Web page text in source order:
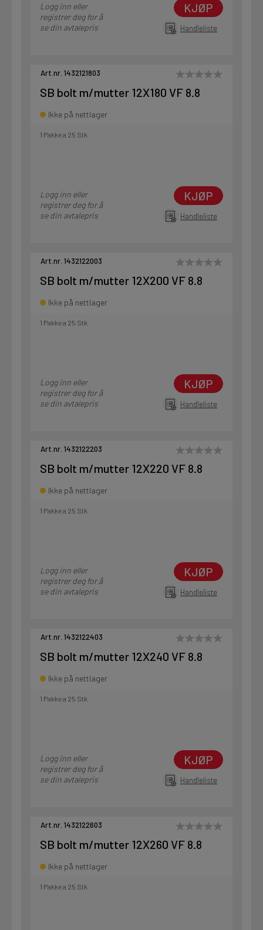
Logg inn eller
registrer deg for å
se din avtalepris
KJØP
Handleliste
Art.nr. 1432121803
SB bolt m/mutter 12X180 VF 8.8
Ikke på nettlager
1 Pakke a 25 Stk
Logg inn eller
registrer deg for å
se din avtalepris
KJØP
Handleliste
Art.nr. 1432122003
SB bolt m/mutter 12X200 VF 8.8
Ikke på nettlager
1 Pakke a 25 Stk
Logg inn eller
registrer deg for å
se din avtalepris
KJØP
Handleliste
Art.nr. 1432122203
SB bolt m/mutter 12X220 VF 8.8
Ikke på nettlager
1 Pakke a 25 Stk
Logg inn eller
registrer deg for å
se din avtalepris
KJØP
Handleliste
Art.nr. 1432122403
SB bolt m/mutter 12X240 VF 8.8
Ikke på nettlager
1 Pakke a 25 Stk
Logg inn eller
registrer deg for å
se din avtalepris
KJØP
Handleliste
Art.nr. 1432122603
SB bolt m/mutter 12X260 VF 8.8
Ikke på nettlager
1 Pakke a 25 Stk